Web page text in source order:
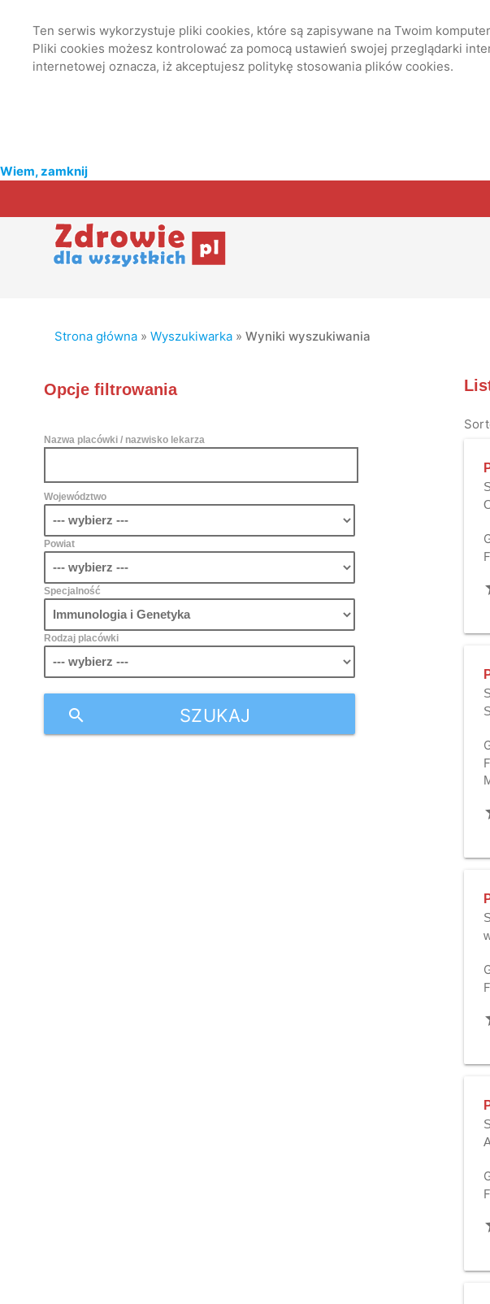
Ten serwis wykorzystuje pliki cookies, które są zapisywane na Twoim
Pliki cookies możesz kontrolować za pomocą ustawień swojej przeglądarki
internetowej oznacza, iż akceptujesz politykę stosowania plików cookies.
Wiem, zamknij
Strona główna »Wyszukiwarka »Wyniki wyszukiwania
Opcje filtrowania
Nazwa placówki / nazwisko lekarza
Województwo
Powiat
Specjalność
Rodzaj placówki
SZUKAJ
search